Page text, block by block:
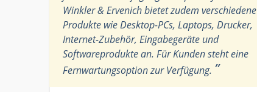
Winkler & Ervenich bietet zudem verschiedene
Produkte wie Desktop-PCs, Laptops, Drucker,
Internet-Zubehör, Eingabegeräte und
Softwareprodukte an. Für Kunden steht eine
Fernwartungsoption zur Verfügung. ”